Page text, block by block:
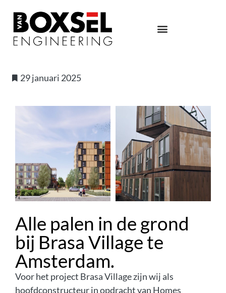
29 januari 2025
Voor het project Brasa Village zijn wij als
hoofdconstructeur in opdracht van Homes
Alle palen in de grond
bij Brasa Village te
Amsterdam.